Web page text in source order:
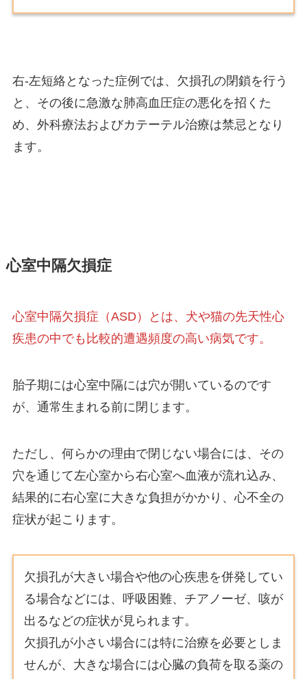
右-左短絡となった症例では、欠損孔の閉鎖を行う
と、その後に急激な肺高血圧症の悪化を招くた
め、外科療法およびカテーテル治療は禁忌となり
ます。
心室中隔欠損症
心室中隔欠損症（ASD）とは、犬や猫の先天性心
疾患の中でも比較的遭遇頻度の高い病気です。
胎子期には心室中隔には穴が開いているのです
が、通常生まれる前に閉じます。
ただし、何らかの理由で閉じない場合には、その
穴を通じて左心室から右心室へ血液が流れ込み、
結果的に右心室に大きな負担がかかり、心不全の
症状が起こります。
欠損孔が大きい場合や他の心疾患を併発してい
る場合などには、呼吸困難、チアノーゼ、咳が
出るなどの症状が見られます。
欠損孔が小さい場合には特に治療を必要としま
せんが、大きな場合には心臓の負荷を取る薬の